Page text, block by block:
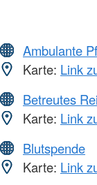
Ambulante
Karte: Link
Betreutes
Karte: Link
Blutspende
Karte: Link